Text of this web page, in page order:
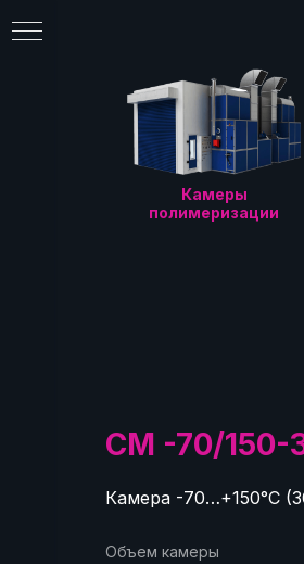
Камеры
полимеризации
СМ -70/150-
Камера -70…+150°C
Объем камеры